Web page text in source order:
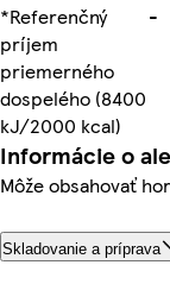
*Referenčný
príjem
priemerného
dospelého (8400
kJ/2000 kcal)
-
Informácie o
Môže obsahovať
Skladovanie a príprava